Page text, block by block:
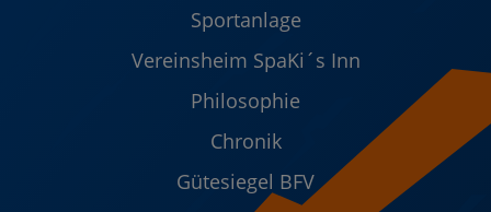
Sportanlage
Vereinsheim SpaKi´s Inn
Philosophie
Chronik
Gütesiegel BFV